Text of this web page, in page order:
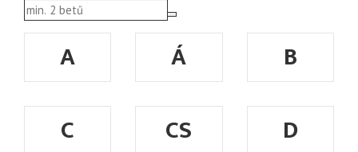
A Á
B
C
CS
D